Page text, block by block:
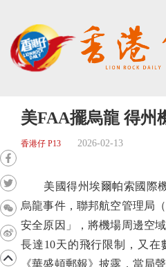
美FAA擺烏龍 得州
香港仔 P13 2026-02-13
美國得州埃爾帕索國際機
烏龍事件，聯邦航空管理局
安全原因」，將機場周邊空
長達10天的飛行限制，又在
《華盛頓郵報》披露，當局